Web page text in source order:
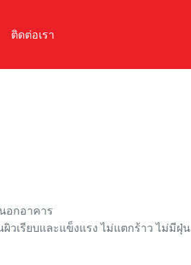
ติดต่อเรา
อกอาคาร
เรียบและแข็งแรง ไม่แตกร้าว ไม่มีฝุ่น